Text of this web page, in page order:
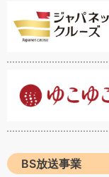
BS放送事業